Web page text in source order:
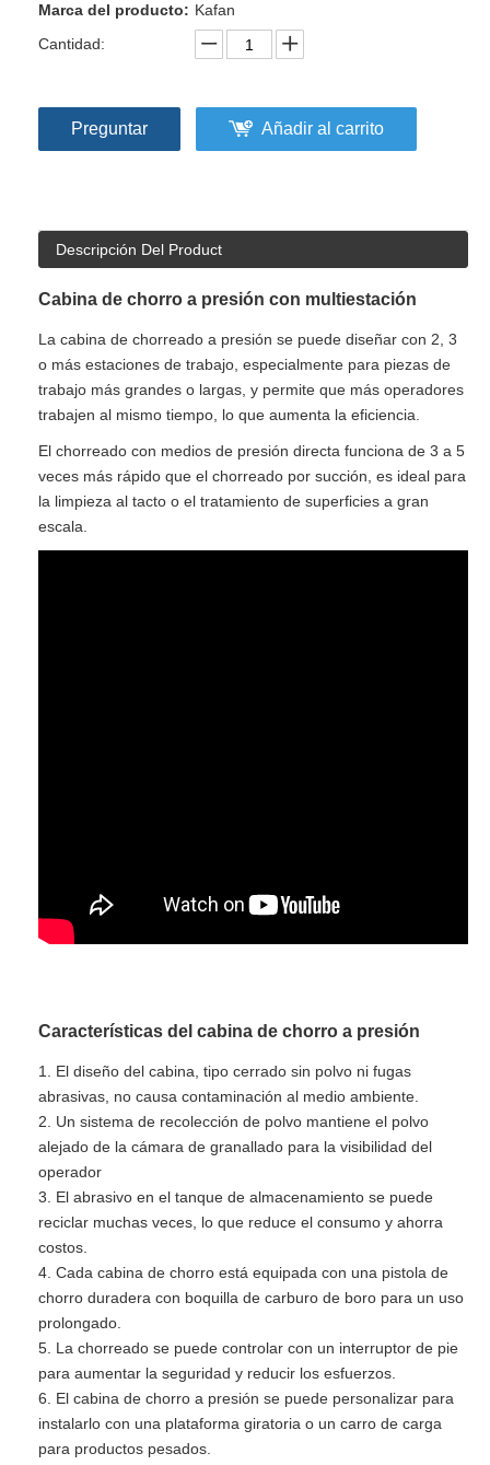
Marca del producto: Kafan
Cantidad:
Preguntar Añadir al carrito
Descripción Del Product
Cabina de chorro a presión con multiestación
La cabina de chorreado a presión se puede diseñar con 2, 3
o más estaciones de trabajo, especialmente para piezas de
trabajo más grandes o largas, y permite que más operadores
trabajen al mismo tiempo, lo que aumenta la eficiencia.
El chorreado con medios de presión directa funciona de 3 a 5
veces más rápido que el chorreado por succión, es ideal para
la limpieza al tacto o el tratamiento de superficies a gran
escala.
Características del cabina de chorro a presión
1. El diseño del cabina, tipo cerrado sin polvo ni fugas
abrasivas, no causa contaminación al medio ambiente.
2. Un sistema de recolección de polvo mantiene el polvo
alejado de la cámara de granallado para la visibilidad del
operador
3. El abrasivo en el tanque de almacenamiento se puede
reciclar muchas veces, lo que reduce el consumo y ahorra
costos.
4. Cada cabina de chorro está equipada con una pistola de
chorro duradera con boquilla de carburo de boro para un uso
prolongado.
5. La chorreado se puede controlar con un interruptor de pie
para aumentar la seguridad y reducir los esfuerzos.
6. El cabina de chorro a presión se puede personalizar para
instalarlo con una plataforma giratoria o un carro de carga
para productos pesados.